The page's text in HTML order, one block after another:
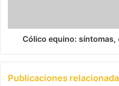
Cólico equino:
Publicaciones